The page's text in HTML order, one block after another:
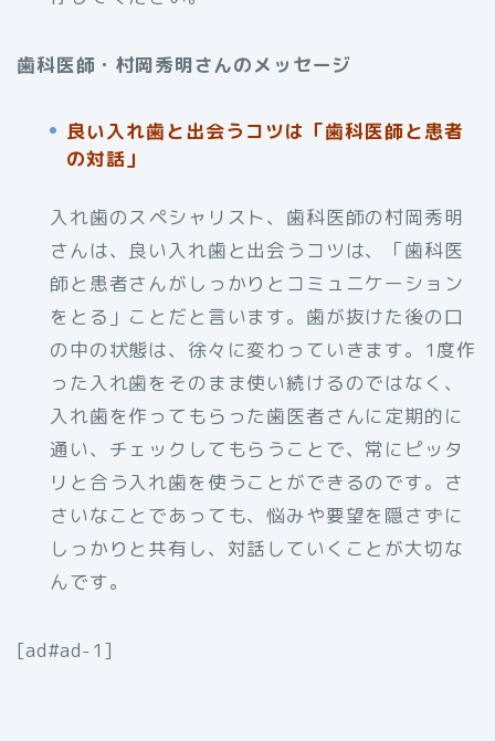
歯科医師・村岡秀明さんのメッセージ
良い入れ歯と出会うコツは「歯科医師と患者
の対話」
入れ歯のスペシャリスト、歯科医師の村岡秀明
さんは、良い入れ歯と出会うコツは、「歯科医
師と患者さんがしっかりとコミュニケーション
をとる」ことだと言います。歯が抜けた後の口
の中の状態は、徐々に変わっていきます。1度作
った入れ歯をそのまま使い続けるのではなく、
入れ歯を作ってもらった歯医者さんに定期的に
通い、チェックしてもらうことで、常にピッタ
リと合う入れ歯を使うことができるのです。さ
さいなことであっても、悩みや要望を隠さずに
しっかりと共有し、対話していくことが大切な
んです。
[ad#ad-1]